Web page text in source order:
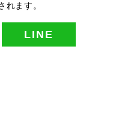
れます。
LINE